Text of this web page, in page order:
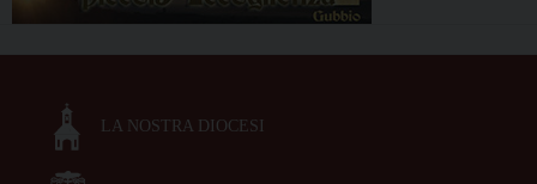
LA NOSTRA DIOCESI